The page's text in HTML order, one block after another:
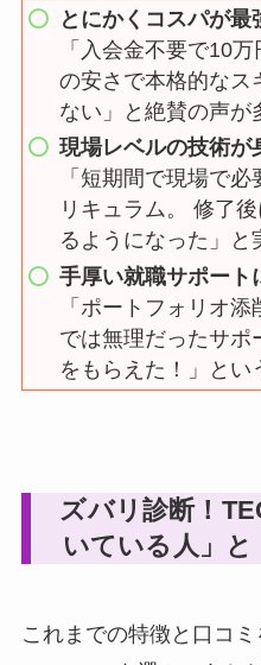
とにかくコスパが最
「入会金不要で10
の安さで本格的なス
ない」と絶賛の声が
現場レベルの技術が
「短期間で現場で
リキュラム。 修了
るようになった」と
手厚い就職サポート
「ポートフォリオ
では無理だったサポ
をもらえた！」とい
ズバリ診断！
いている人」と
これまでの特徴と口コ